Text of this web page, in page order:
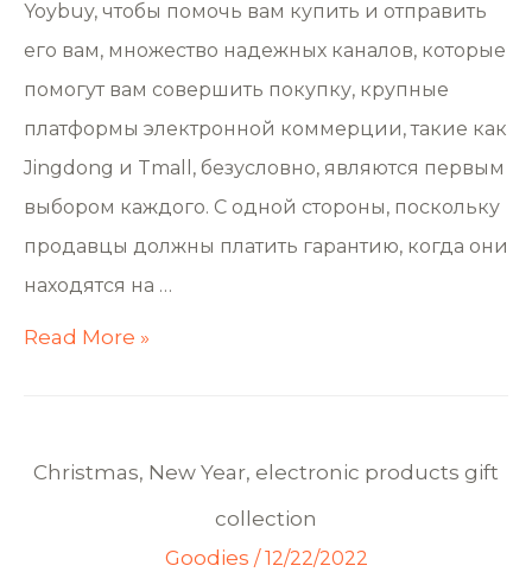
Yoybuy, чтобы помочь вам купить и отправить
его вам, множество надежных каналов, которые
помогут вам совершить покупку, крупные
платформы электронной коммерции, такие как
Jingdong и Tmall, безусловно, являются первым
выбором каждого. С одной стороны, поскольку
продавцы должны платить гарантию, когда они
находятся на …
Read More »
Christmas, New Year, electronic products gift
collection
Goodies / 12/22/2022